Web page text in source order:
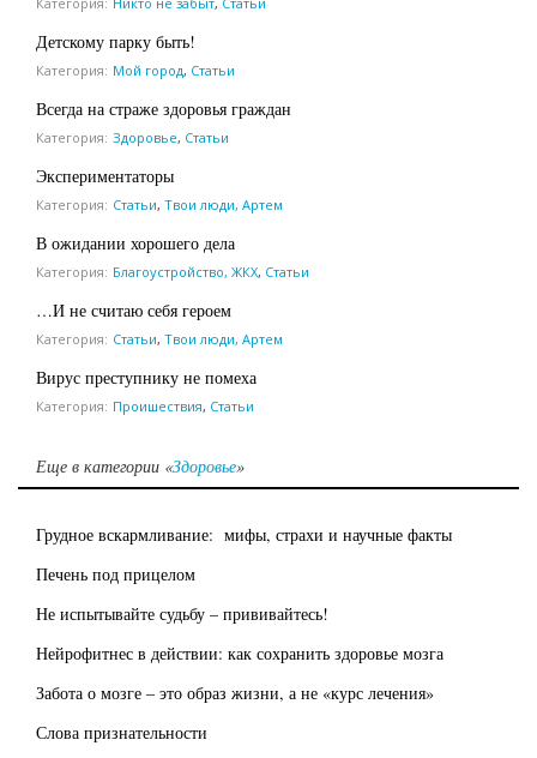
Детскому парку быть!
Категория: Мой город, Статьи
Всегда на страже здоровья граждан
Категория: Здоровье, Статьи
Экспериментаторы
Категория: Статьи, Твои люди, Артем
В ожидании хорошего дела
Категория: Благоустройство, ЖКХ, Статьи
…И не считаю себя героем
Категория: Статьи, Твои люди, Артем
Вирус преступнику не помеха
Категория: Проишествия, Статьи
Еще в категории «Здоровье»
Грудное вскармливание: мифы, страхи и научные факты
Печень под прицелом
Не испытывайте судьбу – прививайтесь!
Нейрофитнес в действии: как сохранить здоровье мозга
Забота о мозге – это образ жизни, а не «курс лечения»
Слова признательности